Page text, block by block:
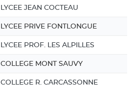
LYCEE JEAN COCTEAU
LYCEE PRIVE FONTLONGUE
LYCEE PROF. LES ALPILLES
COLLEGE MONT SAUVY
COLLEGE R. CARCASSONNE